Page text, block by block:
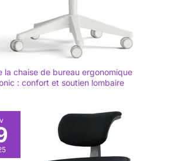
la chaise de bureau ergonomique
: confort et soutien lombaire